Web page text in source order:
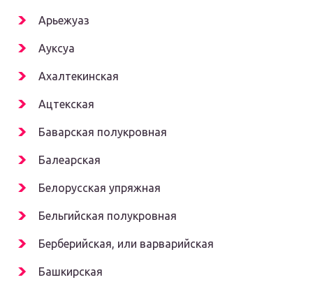
Арьежуаз
Ауксуа
Ахалтекинская
Ацтекская
Баварская полукровная
Балеарская
Белорусская упряжная
Бельгийская полукровная
Берберийская, или варварийская
Башкирская